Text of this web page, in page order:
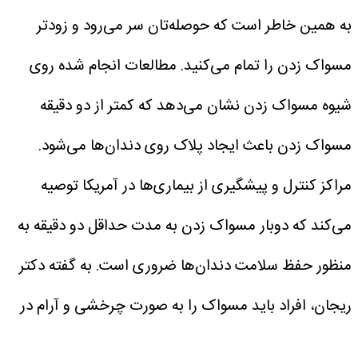
به همین خاطر است که حوصله‌تان سر می‌رود و زودتر
مسواک زدن را تمام می‌کنید. مطالعات انجام شده روی
شیوه مسواک زدن نشان می‌دهد که کمتر از دو دقیقه
مسواک زدن باعث ایجاد پلاک روی دندان‌ها می‌شود.
مراکز کنترل و پیشگیری از بیماری‌ها در آمریکا توصیه
می‌کند که دوبار مسواک زدن به مدت حداقل دو دقیقه به
منظور حفظ سلامت دندان‌ها ضروری است. به گفته دکتر
ریجان، افراد باید مسواک را به صورت چرخشی و آرام در